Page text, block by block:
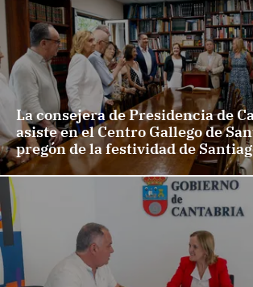
La consejera de Presidencia de
asiste en el Centro Gallego de
pregón de la festividad de